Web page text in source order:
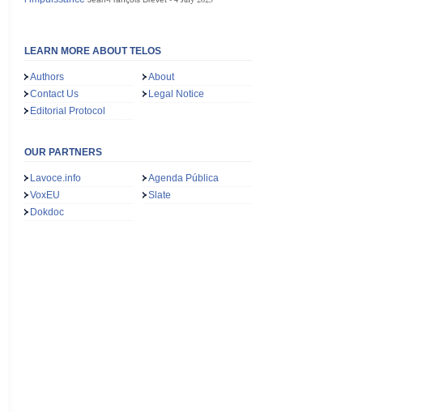
LEARN MORE ABOUT TELOS
Authors
About
Contact Us
Legal Notice
Editorial Protocol
OUR PARTNERS
Lavoce.info
Agenda Pública
VoxEU
Slate
Dokdoc